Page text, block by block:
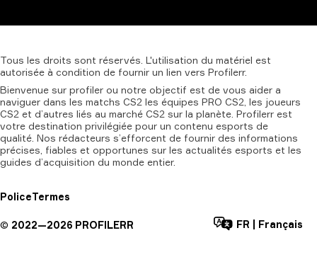
Tous les droits sont réservés. L'utilisation du matériel est
autorisée à condition de fournir un lien vers Profilerr.
Bienvenue sur profiler ou notre objectif est de vous aider a
naviguer dans les matchs CS2 les équipes PRO CS2, les joueurs
CS2 et d’autres liés au marché CS2 sur la planète. Profilerr est
votre destination privilégiée pour un contenu esports de
qualité. Nos rédacteurs s’efforcent de fournir des informations
précises, fiables et opportunes sur les actualités esports et les
guides d’acquisition du monde entier.
PoliceTermes
© 2022—2026 PROFILERR FR Français